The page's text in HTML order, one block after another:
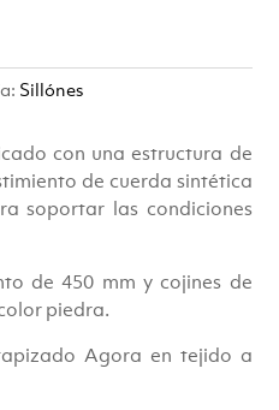
Sillónes
con una estructura de
de cuerda sintética
soportar las condiciones
de 450 mm y cojines de
piedra.
Agora en tejido a